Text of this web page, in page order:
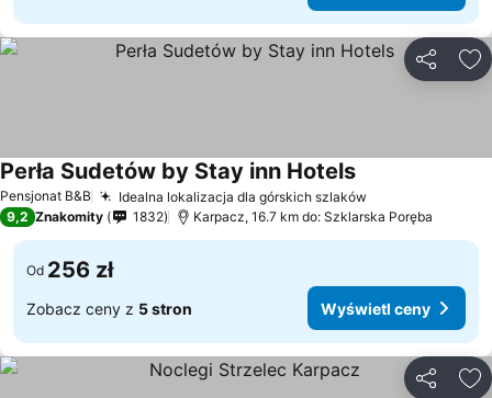
Pensjonat B&B Idealna lokalizacja dla górskich szlaków
Perła Sudetów by Stay inn Hotels
9,2 Znakomity 1832 Karpacz, 16.7 km do: Szklarska Poręba
Od 256 zł
Zobacz ceny z 5 stron Wyświetl ceny